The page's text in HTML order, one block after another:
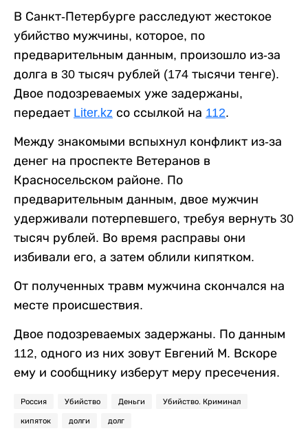
В Санкт-Петербурге расследуют жестокое
убийство мужчины, которое, по
предварительным данным, произошло из-за
долга в 30 тысяч рублей (174 тысячи тенге).
Двое подозреваемых уже задержаны,
передает Liter.kz со ссылкой на 112.
Между знакомыми вспыхнул конфликт из-за
денег на проспекте Ветеранов в
Красносельском районе. По
предварительным данным, двое мужчин
удерживали потерпевшего, требуя вернуть 30
тысяч рублей. Во время расправы они
избивали его, а затем облили кипятком.
От полученных травм мужчина скончался на
месте происшествия.
Двое подозреваемых задержаны. По данным
112, одного из них зовут Евгений М. Вскоре
ему и сообщнику изберут меру пресечения.
Россия Убийство Деньги Убийство. Криминал
кипяток долги долг